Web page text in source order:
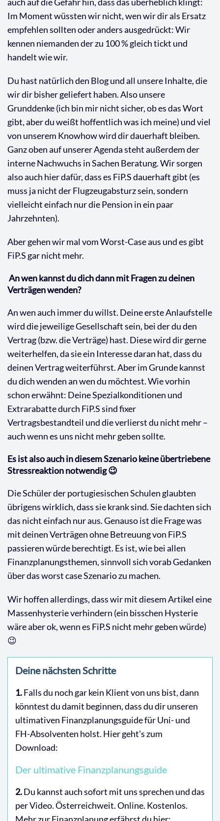
Im Moment wüssten wir nicht, wen wir dir als Ersatz
empfehlen sollten oder anders ausgedrückt: Wir
kennen niemanden der zu 100 % gleich tickt und
handelt wie wir.
Du hast natürlich den Blog und all unsere Inhalte, die
wir dir bisher geliefert haben. Also unsere
Grunddenke (ich bin mir nicht sicher, ob es das Wort
gibt, aber du weißt hoffentlich was ich meine) und viel
von unserem Knowhow wird dir dauerhaft bleiben.
Ganz oben auf unserer Agenda steht außerdem der
interne Nachwuchs in Sachen Beratung. Wir sorgen
also auch hier dafür, dass es FiP.S dauerhaft gibt (es
muss ja nicht der Flugzeugabsturz sein, sondern
vielleicht einfach nur die Pension in ein paar
Jahrzehnten).
Aber gehen wir mal vom Worst-Case aus und es gibt
FiP.S gar nicht mehr.
An wen kannst du dich dann mit Fragen zu deinen
Verträgen wenden?
An wen auch immer du willst. Deine erste Anlaufstelle
wird die jeweilige Gesellschaft sein, bei der du den
Vertrag (bzw. die Verträge) hast. Diese wird dir gerne
weiterhelfen, da sie ein Interesse daran hat, dass du
deinen Vertrag weiterführst. Aber im Grunde kannst
du dich wenden an wen du möchtest. Wie vorhin
schon erwähnt: Deine Spezialkonditionen und
Extrarabatte durch FiP.S sind fixer
Vertragsbestandteil und die verlierst du nicht mehr –
auch wenn es uns nicht mehr geben sollte.
Es ist also auch in diesem Szenario keine übertriebene
Stressreaktion notwendig 😉
Die Schüler der portugiesischen Schulen glaubten
übrigens wirklich, dass sie krank sind. Sie dachten sich
das nicht einfach nur aus. Genauso ist die Frage was
mit deinen Verträgen ohne Betreuung von FiP.S
passieren würde berechtigt. Es ist, wie bei allen
Finanzplanungsthemen, sinnvoll sich vorab Gedanken
über das worst case Szenario zu machen.
Wir hoffen allerdings, dass wir mit diesem Artikel eine
Massenhysterie verhindern (ein bisschen Hysterie
wäre aber ok, wenn es FiP.S nicht mehr geben würde)
😉
Deine nächsten Schritte
1.Falls du noch gar kein Klient von uns bist, dann
könntest du damit beginnen, dass du dir unseren
ultimativen Finanzplanungsguide für Uni- und
FH-Absolventen holst. Hier geht’s zum
Download:
Der ultimative Finanzplanungsguide
2.Du kannst auch sofort mit uns sprechen und das
per Video. Österreichweit. Online. Kostenlos.